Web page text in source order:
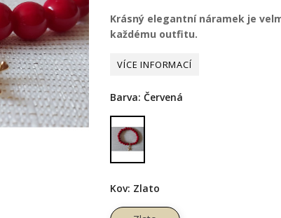
Krásný elegantní náramek je
každému outfitu.
Barva: Červená
Červená
Kov: Zlato